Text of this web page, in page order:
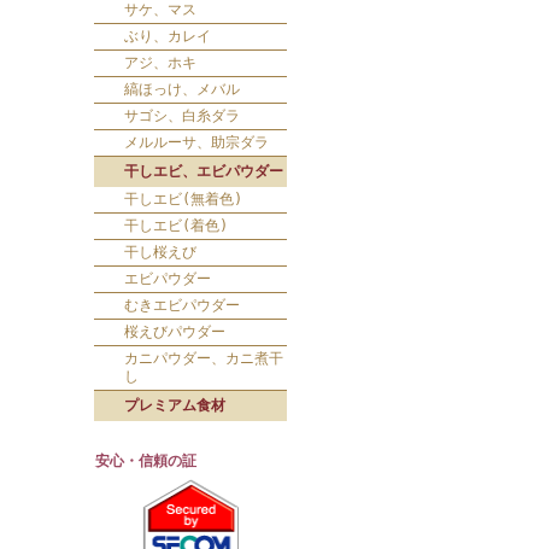
サケ、マス
ぶり、カレイ
アジ、ホキ
縞ほっけ、メバル
サゴシ、白糸ダラ
メルルーサ、助宗ダラ
干しエビ、エビパウダー
干しエビ(無着色)
干しエビ(着色)
干し桜えび
エビパウダー
むきエビパウダー
桜えびパウダー
カニパウダー、カニ煮干
し
プレミアム食材
安心・信頼の証